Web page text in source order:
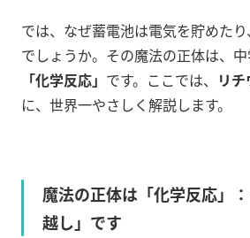
では、なぜ蓄電池は電気を貯めた
でしょうか。その魔法の正体は、
「化学反応」 です。ここでは、 リ
に、世界一やさしく解説します。
魔法の正体は「化学反応」
越し」です